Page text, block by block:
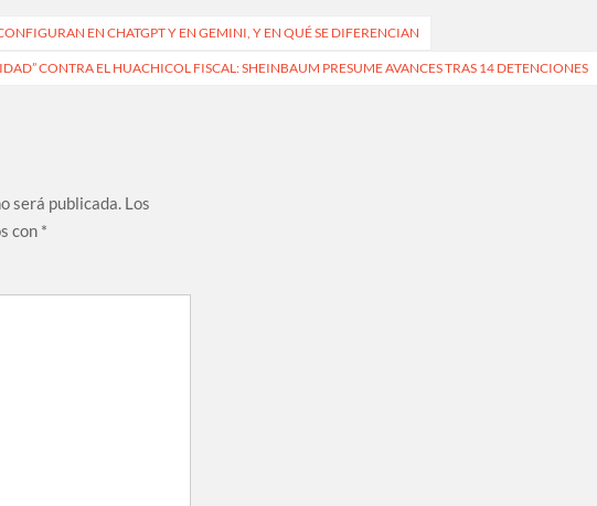
EN CHATGPT Y EN GEMINI, Y EN QUÉ SE DIFERENCIAN
CONTRA EL HUACHICOL FISCAL: SHEINBAUM PRESUME AVANCES TRAS 14 DETENCIONES
será publicada. Los
con *